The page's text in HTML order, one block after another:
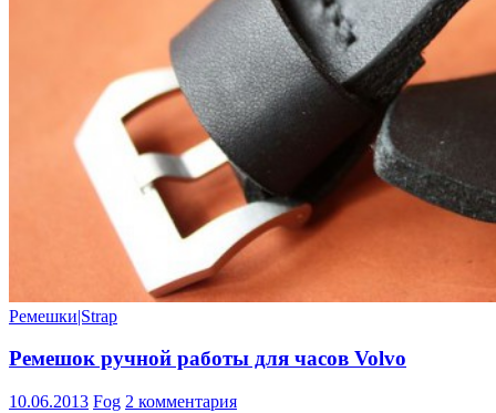
Ремешки|Strap
Ремешок ручной работы для часов Volvo
10.06.2013 Fog 2 комментария